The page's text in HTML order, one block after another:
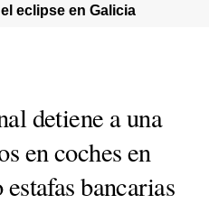
eclipse en Galicia
detiene a una
en coches en
bancarias